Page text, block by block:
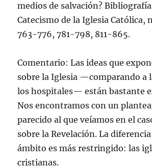
medios de salvación?
Catecismo de la Iglesia Católica,
763-776, 781-798, 811-865.
Comentario: Las ideas que
sobre la Iglesia —comparando a
los hospitales— están bastante
Nos encontramos con un
parecido al que veíamos en el
sobre la Revelación. La
ámbito es más restringido: las
cristianas.